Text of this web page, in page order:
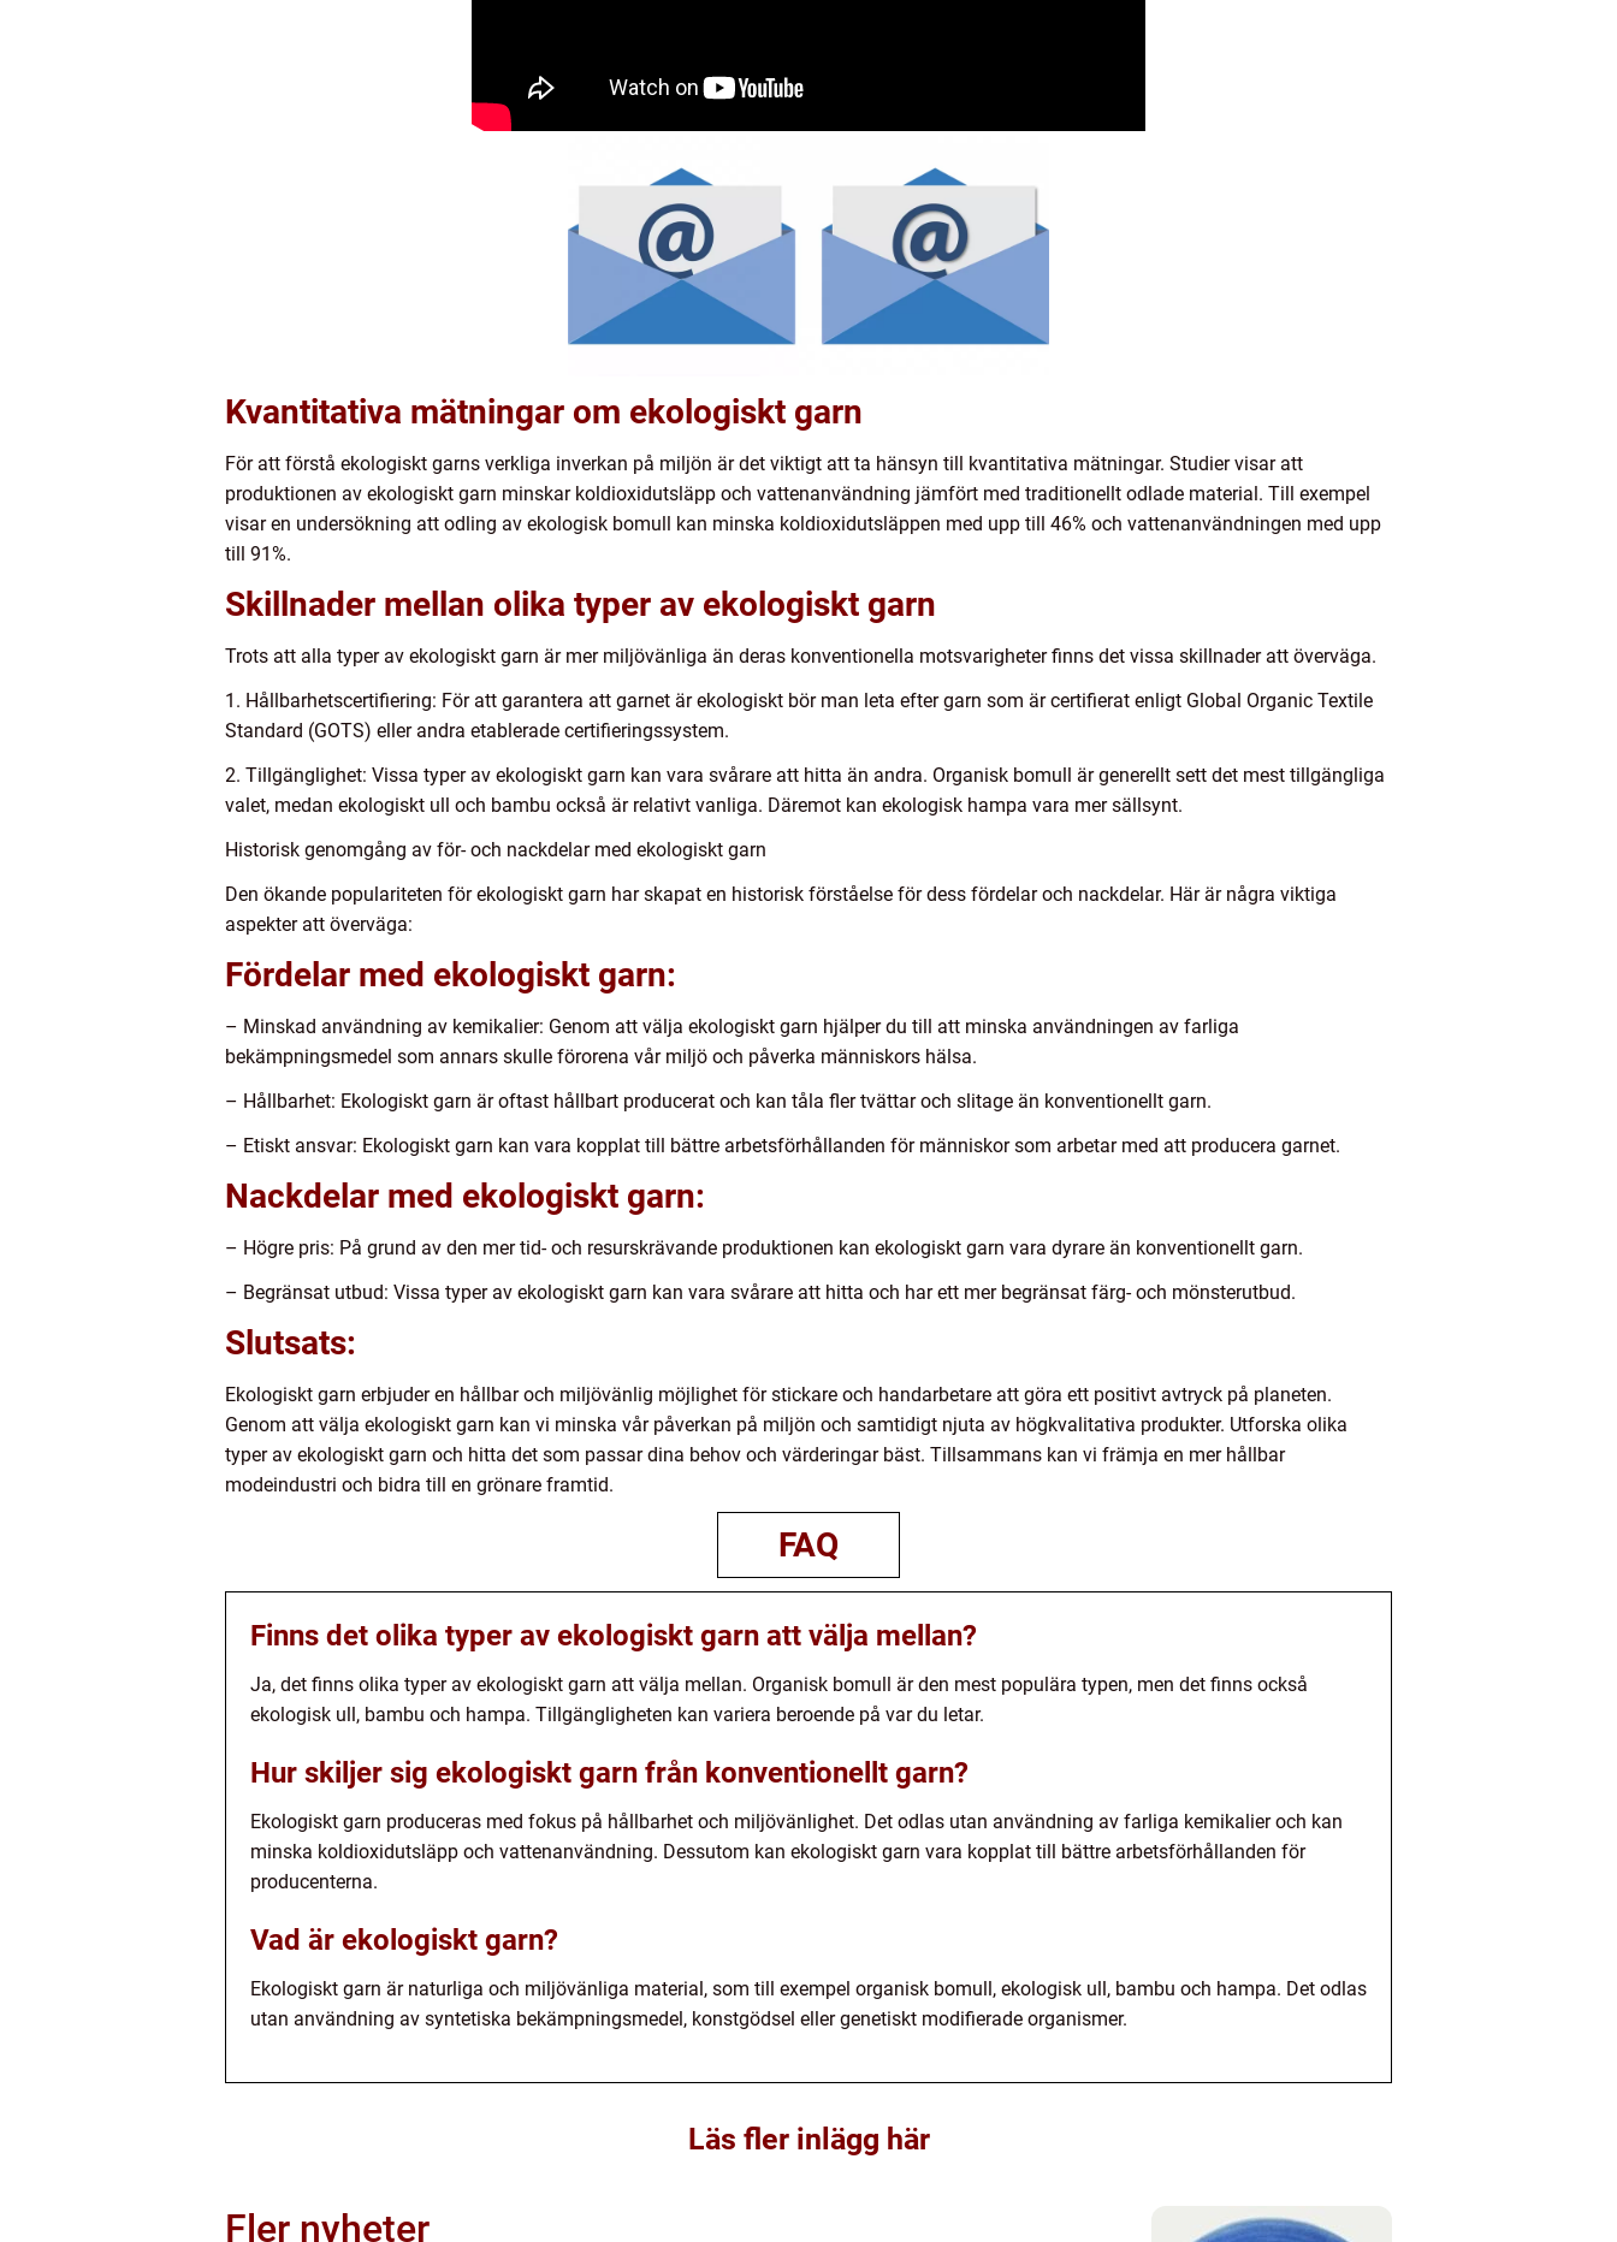
Kvantitativa mätningar om ekologiskt garn
För att förstå ekologiskt garns verkliga inverkan på miljön är det viktigt att ta hänsyn till kvantitativa mätningar. Studier visar att
produktionen av ekologiskt garn minskar koldioxidutsläpp och vattenanvändning jämfört med traditionellt odlade material. Till exempel
visar en undersökning att odling av ekologisk bomull kan minska koldioxidutsläppen med upp till 46% och vattenanvändningen med upp
till 91%.
Skillnader mellan olika typer av ekologiskt garn
Trots att alla typer av ekologiskt garn är mer miljövänliga än deras konventionella motsvarigheter finns det vissa skillnader att överväga.
1. Hållbarhetscertifiering: För att garantera att garnet är ekologiskt bör man leta efter garn som är certifierat enligt Global Organic Textile
Standard (GOTS) eller andra etablerade certifieringssystem.
2. Tillgänglighet: Vissa typer av ekologiskt garn kan vara svårare att hitta än andra. Organisk bomull är generellt sett det mest tillgängliga
valet, medan ekologiskt ull och bambu också är relativt vanliga. Däremot kan ekologisk hampa vara mer sällsynt.
Historisk genomgång av för- och nackdelar med ekologiskt garn
Den ökande populariteten för ekologiskt garn har skapat en historisk förståelse för dess fördelar och nackdelar. Här är några viktiga
aspekter att överväga:
Fördelar med ekologiskt garn:
– Minskad användning av kemikalier: Genom att välja ekologiskt garn hjälper du till att minska användningen av farliga
bekämpningsmedel som annars skulle förorena vår miljö och påverka människors hälsa.
– Hållbarhet: Ekologiskt garn är oftast hållbart producerat och kan tåla fler tvättar och slitage än konventionellt garn.
– Etiskt ansvar: Ekologiskt garn kan vara kopplat till bättre arbetsförhållanden för människor som arbetar med att producera garnet.
Nackdelar med ekologiskt garn:
– Högre pris: På grund av den mer tid- och resurskrävande produktionen kan ekologiskt garn vara dyrare än konventionellt garn.
– Begränsat utbud: Vissa typer av ekologiskt garn kan vara svårare att hitta och har ett mer begränsat färg- och mönsterutbud.
Slutsats:
Ekologiskt garn erbjuder en hållbar och miljövänlig möjlighet för stickare och handarbetare att göra ett positivt avtryck på planeten.
Genom att välja ekologiskt garn kan vi minska vår påverkan på miljön och samtidigt njuta av högkvalitativa produkter. Utforska olika
typer av ekologiskt garn och hitta det som passar dina behov och värderingar bäst. Tillsammans kan vi främja en mer hållbar
modeindustri och bidra till en grönare framtid.
FAQ
Finns det olika typer av ekologiskt garn att välja mellan?
Ja, det finns olika typer av ekologiskt garn att välja mellan. Organisk bomull är den mest populära typen, men det finns också
ekologisk ull, bambu och hampa. Tillgängligheten kan variera beroende på var du letar.
Hur skiljer sig ekologiskt garn från konventionellt garn?
Ekologiskt garn produceras med fokus på hållbarhet och miljövänlighet. Det odlas utan användning av farliga kemikalier och kan
minska koldioxidutsläpp och vattenanvändning. Dessutom kan ekologiskt garn vara kopplat till bättre arbetsförhållanden för
producenterna.
Vad är ekologiskt garn?
Ekologiskt garn är naturliga och miljövänliga material, som till exempel organisk bomull, ekologisk ull, bambu och hampa. Det odlas
utan användning av syntetiska bekämpningsmedel, konstgödsel eller genetiskt modifierade organismer.
Läs fler inlägg här
Fler nyheter